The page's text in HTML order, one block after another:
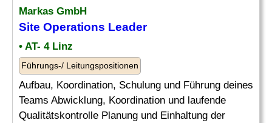
Markas GmbH
Site Operations Leader
• AT- 4 Linz
Führungs-/ Leitungspositionen
Aufbau, Koordination, Schulung und Führung deines
Teams Abwicklung, Koordination und laufende
Qualitätskontrolle Planung und Einhaltung der